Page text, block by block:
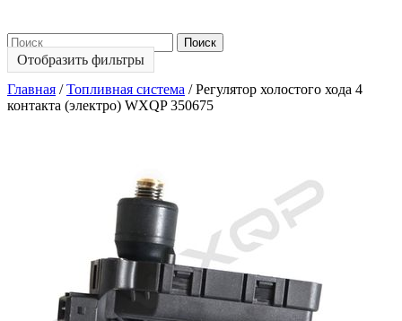
Поиск
Отобразить фильтры
Главная / Топливная система / Регулятор холостого хода 4
контакта (электро) WXQP 350675